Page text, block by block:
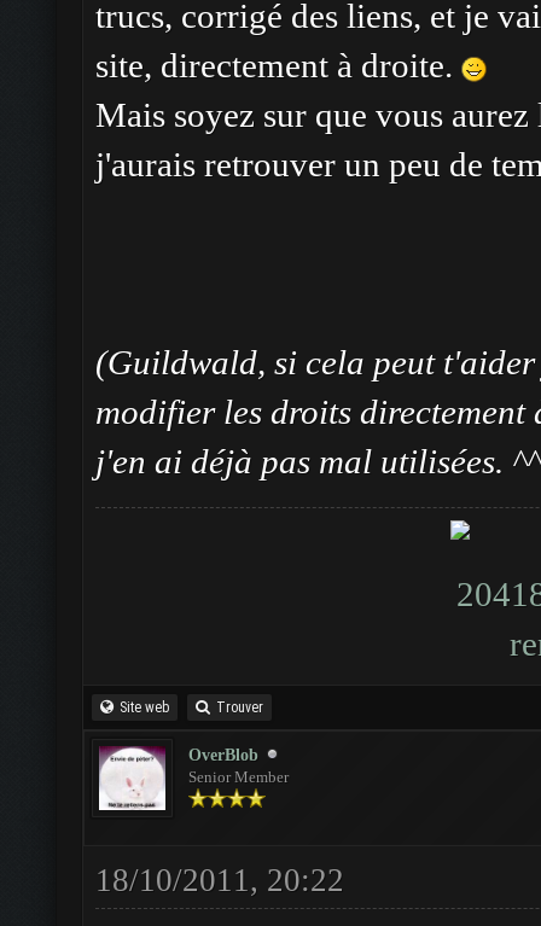
trucs, corrigé des liens, et je
site, directement à droite.
Mais soyez sur que vous
j'aurais retrouver un peu de
(Guildwald, si cela peut
modifier les droits directement
j'en ai déjà pas mal utilisées.
Site web Trouver
OverBlob
Senior Member
18/10/2011, 20:22